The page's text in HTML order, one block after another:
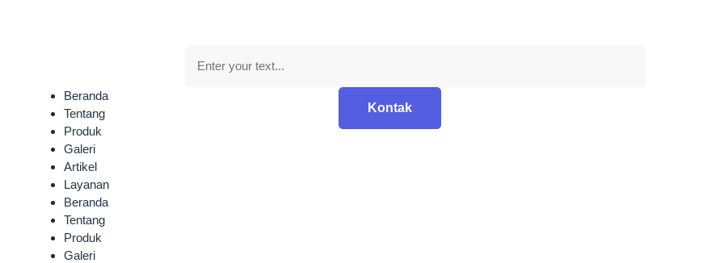
Beranda
Tentang
Produk
Galeri
Artikel
Layanan
Beranda
Tentang
Produk
Galeri
Kontak